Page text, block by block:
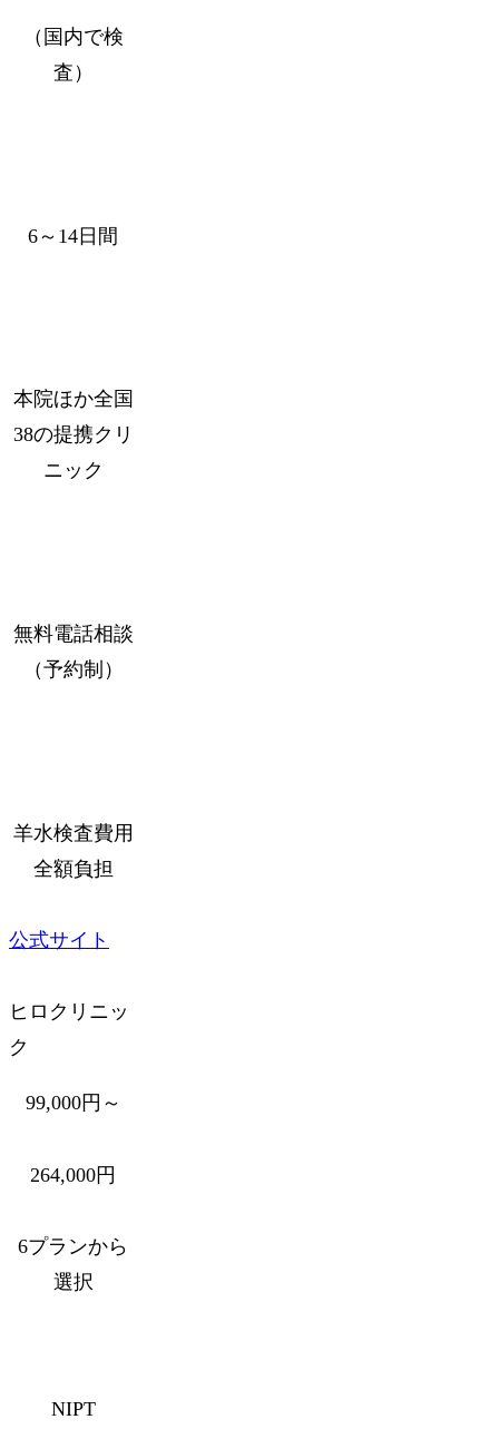
（国内で検
査）
6～14日間
本院ほか全国
38の提携クリ
ニック
無料電話相談
（予約制）
羊水検査費用
全額負担
公式サイト
ヒロクリニッ
ク
99,000円～
264,000円
6プランから
選択
NIPT